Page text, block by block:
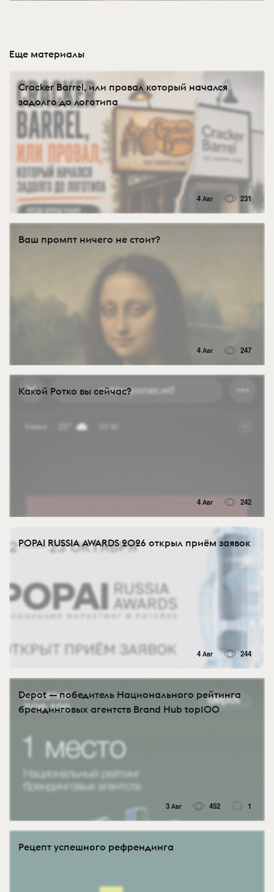
Еще материалы
Cracker Barrel, или провал который начался
задолго до логотипа
4 Авг 231
Ваш промпт ничего не стоит?
4 Авг 247
Какой Ротко вы сейчас?
4 Авг 242
POPAI RUSSIA AWARDS 2026 открыл приём заявок
4 Авг 244
Depot — победитель Национального рейтинга
брендинговых агентств Brand Hub top100
3 Авг 452 1
Рецепт успешного рефрендинга